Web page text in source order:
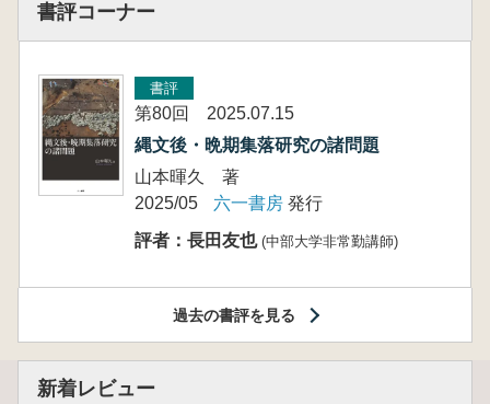
書評コーナー
書評
第80回 2025.07.15
縄文後・晩期集落研究の諸問題
山本暉久 著
2025/05
六一書房 発行
評者：長田友也 (中部大学非常勤講師)
過去の書評を見る
新着レビュー